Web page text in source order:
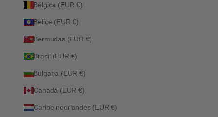
Bélgica (EUR €)
Belice (EUR €)
Bermudas (EUR €)
Brasil (EUR €)
Bulgaria (EUR €)
Canadá (EUR €)
Caribe neerlandés (EUR €)